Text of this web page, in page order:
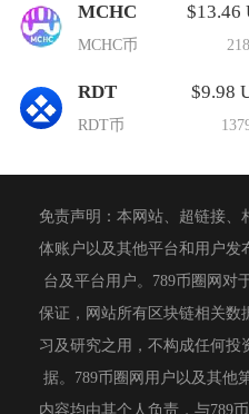
MCHC
MCHC币
$13.46
RDT
RDT币
$9.98
免责声明：本网站、超链接、
体账户以及其他平台和用户发
台及平台用户。789币圈网对
保证，网站所有区块链相关数
习及研究之用，不构成任何投
据。789币圈网用户以及其他
内容均由其个人负责，与789